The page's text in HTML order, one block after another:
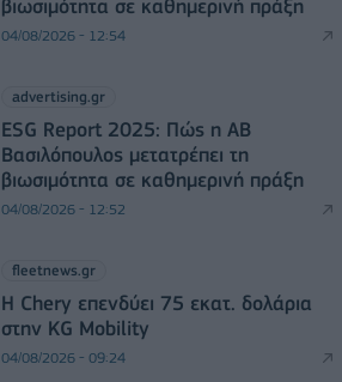
βιωσιμότητα σε καθημερινή πράξη
04/08/2026 - 12:54
advertising.gr
ESG Report 2025: Πώς η ΑΒ
Βασιλόπουλος μετατρέπει τη
βιωσιμότητα σε καθημερινή πράξη
04/08/2026 - 12:52
fleetnews.gr
Η Chery επενδύει 75 εκατ. δολάρια
στην KG Mobility
04/08/2026 - 09:24